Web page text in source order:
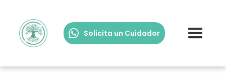
Solicita un Cuidador